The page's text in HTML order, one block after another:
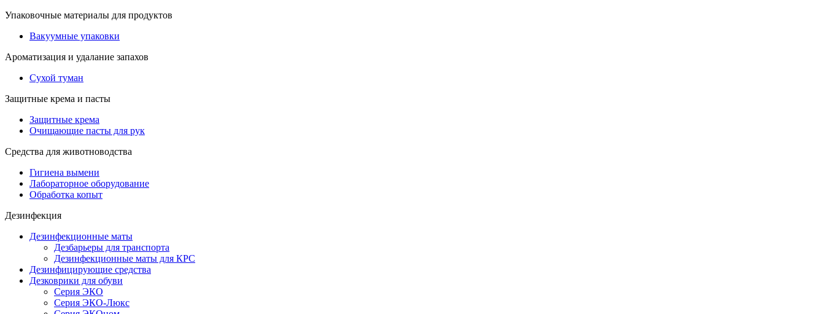
Упаковочные материалы для продуктов
Вакуумные упаковки
Ароматизация и удалание запахов
Сухой туман
Защитные крема и пасты
Защитные крема
Очищающие пасты для рук
Средства для животноводства
Гигиена вымени
Лабораторное оборудование
Обработка копыт
Дезинфекция
Дезинфекционные маты
Дезбарьеры для транспорта
Дезинфекционные маты для КРС
Дезинфицирующие средства
Дезковрики для обуви
Серия ЭКО
Серия ЭКО-Люкс